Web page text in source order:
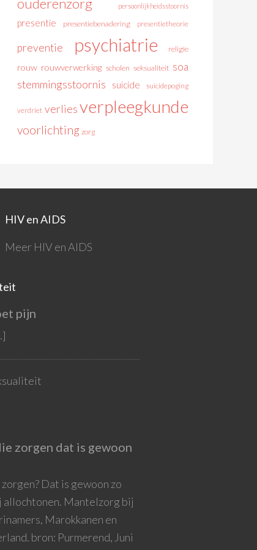
persoonlijkheidsstoornis
presentie presentiebenadering presentietheorie
preventie psychiatrie religie
rouw rouwverwerking scholen seksualiteit soa
stemmingsstoornis suicide suicidepoging
verdriet verliesverpleegkunde
voorlichting zorg
HIV en AIDS
Meer HIV en AIDS
pijn
zorgen dat is gewoon
Dat is gewoon zo
Mantelzorg bij
Marokkanen en
bron: Purmerend, Juni